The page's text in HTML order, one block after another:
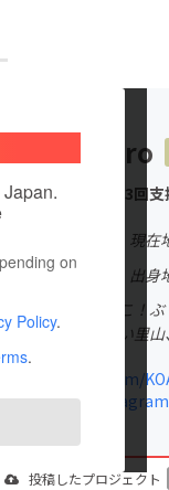
注目のリタ
ジェット
活性化
on
Policy.
.
BooKyoro
これまでに3回
現在
出身国：日本
出身
生粋の田舎っこ！
ある昔懐かしい里
twitter.com/
投稿したプロジェクト